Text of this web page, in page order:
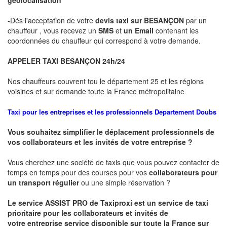
-Dés l'acceptation de votre devis taxi sur BESANÇON par un
chauffeur , vous recevez un SMS et un Email contenant les
coordonnées du chauffeur qui correspond à votre demande.
APPELER TAXI BESANÇON 24h/24
Nos chauffeurs couvrent tou le département 25 et les régions
voisines et sur demande toute la France métropolitaine
Taxi pour les entreprises et les professionnels Departement Doubs
Vous souhaitez simplifier le déplacement professionnels de
vos collaborateurs et les invités de votre entreprise ?
Vous cherchez une société de taxis que vous pouvez contacter de
temps en temps pour des courses pour vos collaborateurs pour
un transport régulierou une simple réservation ?
Le service ASSIST PRO de Taxiproxi est un service de taxi
prioritaire pour les collaborateurs et invités de
votre entreprise service disponible sur toute la France sur